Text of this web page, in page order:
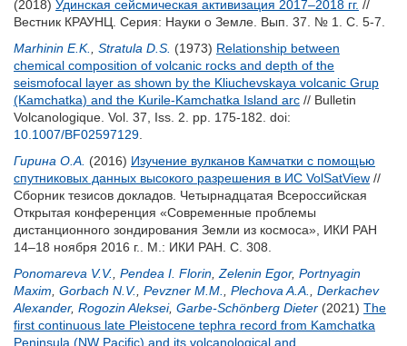
(2018) Удинская сейсмическая активизация 2017–2018 гг. //
Вестник КРАУНЦ. Серия: Науки о Земле. Вып. 37. № 1. С. 5-7.
Marhinin E.K.
Stratula D.S. (1973) Relationship between
chemical composition of volcanic rocks and depth of the
seismofocal layer as shown by the Kliuchevskaya volcanic Grup
(Kamchatka) and the Kurile-Kamchatka Island arc // Bulletin
Volcanologique. Vol. 37, Iss. 2. pp. 175-182. doi:
10.1007/BF02597129
Гирина О.А. (2016) Изучение вулканов Камчатки с помощью
спутниковых данных высокого разрешения в ИС VolSatView //
Сборник тезисов докладов. Четырнадцатая Всероссийская
Открытая конференция «Современные проблемы
дистанционного зондирования Земли из космоса», ИКИ РАН
14–18 ноября 2016 г.. М.: ИКИ РАН. С. 308.
Ponomareva V.V. Pendea I. Florin Zelenin Egor, Portnyagin
Maxim Gorbach N.V. Pevzner M.M. Plechova A.A.
Derkachev
Alexander, Rogozin Aleksei, Garbe-Schönberg Dieter (2021) The
first continuous late Pleistocene tephra record from Kamchatka
Peninsula (NW Pacific) and its volcanological and